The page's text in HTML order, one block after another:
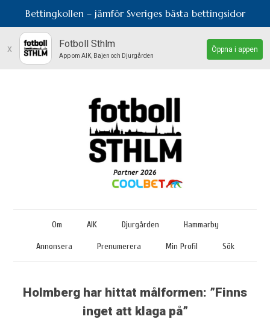
Bettingkollen – jämför Sveriges bästa bettingsidor
x Fotboll Sthlm
App om AIK, Bajen och Djurgården
Öppna i appen
Om AIK Djurgården Hammarby
Annonsera Prenumerera Min Profil Sök
Holmberg har hittat målformen: ”Finns
inget att klaga på”